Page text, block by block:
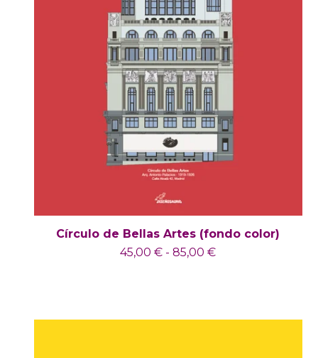
Círculo de Bellas Artes (fondo color)
45,00€ -85,00€